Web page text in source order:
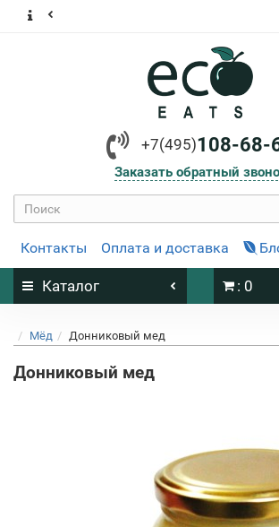
+7(495)108-68-
Заказать обратный
Контакты Оплата и доставка
Каталог : 0
Мёд Донниковый мед
Донниковый мед